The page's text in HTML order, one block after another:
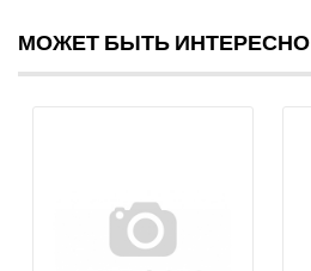
МОЖЕТ БЫТЬ ИНТЕРЕСНО